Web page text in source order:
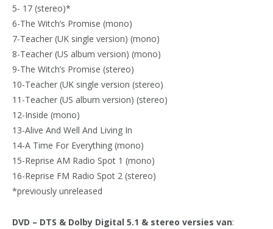
5- 17 (stereo)*
6-The Witch’s Promise (mono)
7-Teacher (UK single version) (mono)
8-Teacher (US album version) (mono)
9-The Witch’s Promise (stereo)
10-Teacher (UK single version (stereo)
11-Teacher (US album version) (stereo)
12-Inside (mono)
13-Alive And Well And Living In
14-A Time For Everything (mono)
15-Reprise AM Radio Spot 1 (mono)
16-Reprise FM Radio Spot 2 (stereo)
*previously unreleased
DVD – DTS & Dolby Digital 5.1 & stereo versies van: